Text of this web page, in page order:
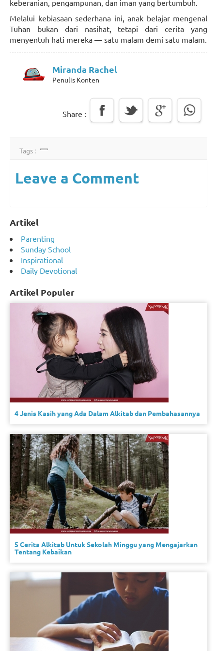
keberanian, pengampunan, dan iman yang bertumbuh.
Melalui kebiasaan sederhana ini, anak belajar mengenal
Tuhan bukan dari nasihat, tetapi dari cerita yang
menyentuh hati mereka — satu malam demi satu malam.
Miranda Rachel
Penulis Konten
Share :
Tags :
Leave a Comment
Artikel
Parenting
Sunday School
Inspirational
Daily Devotional
Artikel Populer
4 Jenis Kasih yang Ada Dalam Alkitab dan Pembahasannya
5 Cerita Alkitab Untuk Sekolah Minggu yang Mengajarkan
Tentang Kebaikan